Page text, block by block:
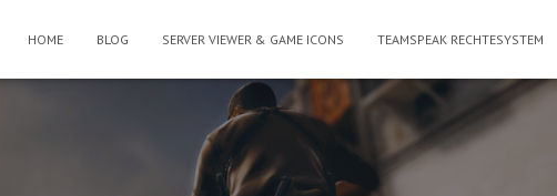
HOME BLOG SERVER VIEWER & GAME ICONS TEAMSPEAK RECHTESYSTEM